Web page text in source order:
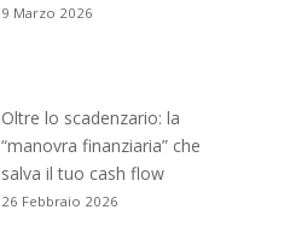
9 Marzo 2026
Oltre lo scadenzario: la
“manovra finanziaria” che
salva il tuo cash flow
26 Febbraio 2026